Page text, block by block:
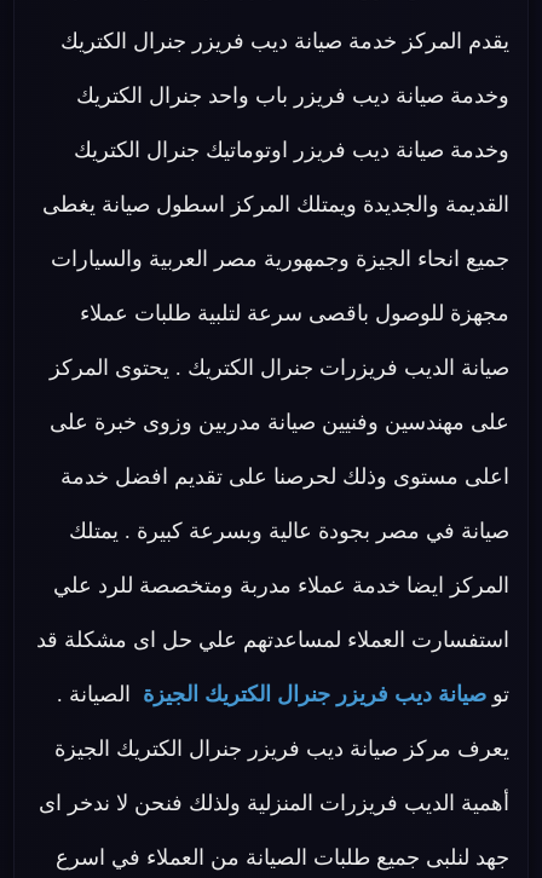
يقدم المركز خدمة صيانة ديب فريزر جنرال الكتريك
وخدمة صيانة ديب فريزر باب واحد جنرال الكتريك
وخدمة صيانة ديب فريزر اوتوماتيك جنرال الكتريك
القديمة والجديدة ويمتلك المركز اسطول صيانة يغطى
جميع انحاء الجيزة وجمهورية مصر العربية والسيارات
مجهزة للوصول باقصى سرعة لتلبية طلبات عملاء
صيانة الديب فريزرات جنرال الكتريك . يحتوى المركز
على مهندسين وفنيين صيانة مدربين وزوى خبرة على
اعلى مستوى وذلك لحرصنا على تقديم افضل خدمة
صيانة في مصر بجودة عالية وبسرعة كبيرة . يمتلك
المركز ايضا خدمة عملاء مدربة ومتخصصة للرد علي
استفسارت العملاء لمساعدتهم علي حل اى مشكلة قد
تو صيانة ديب فريزر جنرال الكتريك الجيزة الصيانة .
يعرف مركز صيانة ديب فريزر جنرال الكتريك الجيزة
أهمية الديب فريزرات المنزلية ولذلك فنحن لا ندخر اى
جهد لنلبى جميع طلبات الصيانة من العملاء في اسرع